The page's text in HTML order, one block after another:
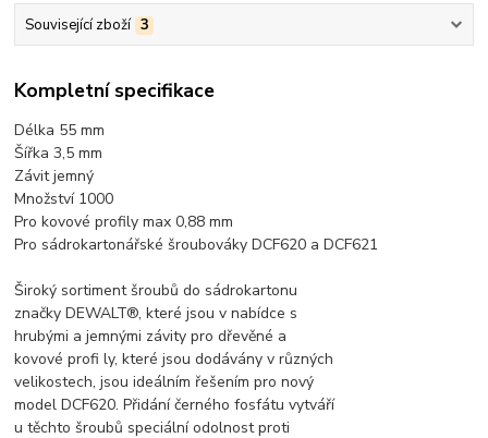
Související zboží 3
Kompletní specifikace
Délka 55 mm
Šířka 3,5 mm
Závit jemný
Množství 1000
Pro kovové profily max 0,88 mm
Pro sádrokartonářské šroubováky DCF620 a DCF621
Široký sortiment šroubů do sádrokartonu
značky DEWALT®, které jsou v nabídce s
hrubými a jemnými závity pro dřevěné a
kovové profi ly, které jsou dodávány v různých
velikostech, jsou ideálním řešením pro nový
model DCF620. Přidání černého fosfátu vytváří
u těchto šroubů speciální odolnost proti